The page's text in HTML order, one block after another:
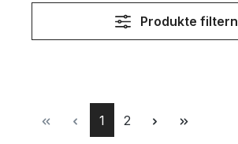
Produkte filtern
Seite
1 Seite
2